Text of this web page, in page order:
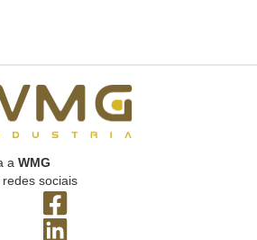
a WMG
redes sociais